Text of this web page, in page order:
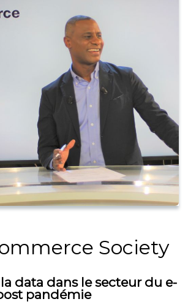
Society
data dans le secteur du e-
pandémie